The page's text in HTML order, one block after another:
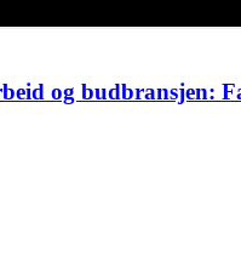
og budbransjen: